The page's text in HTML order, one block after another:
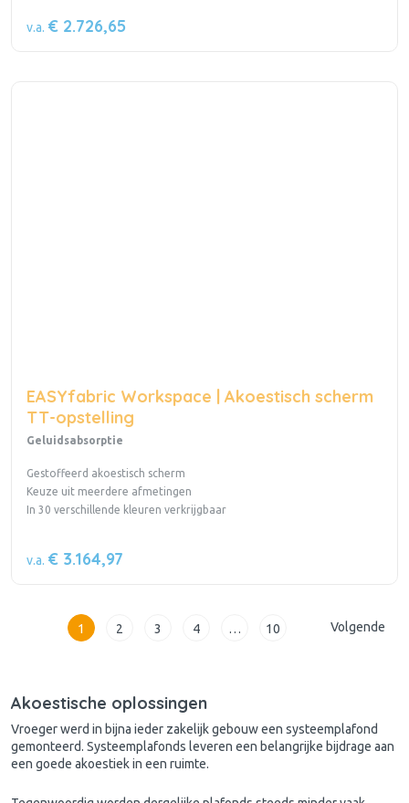
v.a. € 2.726,65
EASYfabric Workspace | Akoestisch scherm
TT-opstelling
Geluidsabsorptie
Gestoffeerd akoestisch scherm
Keuze uit meerdere afmetingen
In 30 verschillende kleuren verkrijgbaar
v.a. € 3.164,97
1 2 3 4 … 10 Volgende
Akoestische oplossingen
Vroeger werd in bijna ieder zakelijk gebouw een systeemplafond
gemonteerd. Systeemplafonds leveren een belangrijke bijdrage aan
een goede akoestiek in een ruimte.